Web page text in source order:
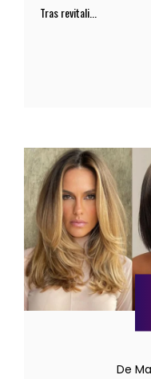
Tras revitali...
De